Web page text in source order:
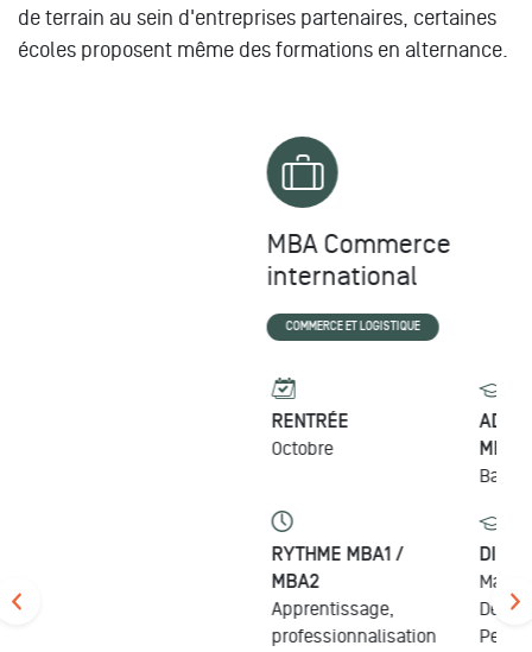
de terrain au sein d'entreprises partenaires, certaines
écoles proposent même des formations en alternance.
ADMISSIONS MBA1 /
MBA2
DIPLÔME
Manager
Développement et
Performance